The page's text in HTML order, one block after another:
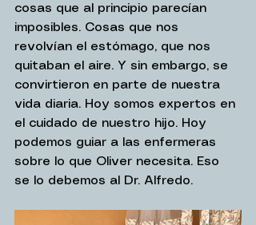
cosas que al principio parecían
imposibles. Cosas que nos
revolvían el estómago, que nos
quitaban el aire. Y sin embargo, se
convirtieron en parte de nuestra
vida diaria. Hoy somos expertos en
el cuidado de nuestro hijo. Hoy
podemos guiar a las enfermeras
sobre lo que Oliver necesita. Eso
se lo debemos al Dr. Alfredo.